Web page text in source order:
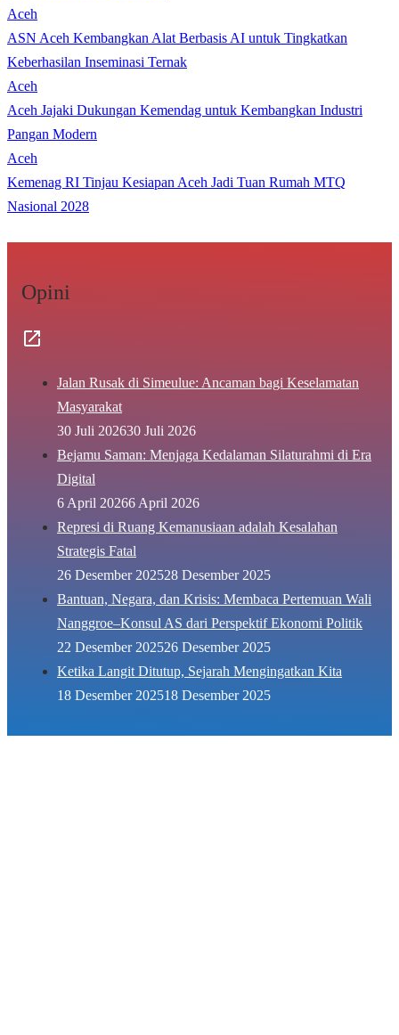
Aceh
ASN Aceh Kembangkan Alat Berbasis AI untuk Tingkatkan
Keberhasilan Inseminasi Ternak
Aceh
Aceh Jajaki Dukungan Kemendag untuk Kembangkan Industri
Pangan Modern
Aceh
Kemenag RI Tinjau Kesiapan Aceh Jadi Tuan Rumah MTQ
Nasional 2028
Opini
Jalan Rusak di Simeulue: Ancaman bagi Keselamatan
Masyarakat
30 Juli 202630 Juli 2026
Bejamu Saman: Menjaga Kedalaman Silaturahmi di Era
Digital
6 April 20266 April 2026
Represi di Ruang Kemanusiaan adalah Kesalahan
Strategis Fatal
26 Desember 202528 Desember 2025
Bantuan, Negara, dan Krisis: Membaca Pertemuan Wali
Nanggroe–Konsul AS dari Perspektif Ekonomi Politik
22 Desember 202526 Desember 2025
Ketika Langit Ditutup, Sejarah Mengingatkan Kita
18 Desember 202518 Desember 2025